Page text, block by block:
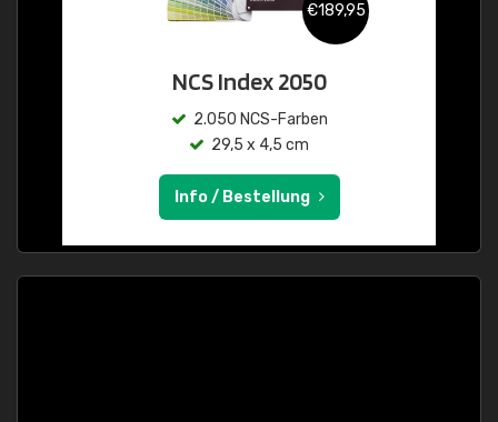
€189,95
NCS Index 2050
2.050 NCS-Farben
29,5 x 4,5 cm
Info / Bestellung